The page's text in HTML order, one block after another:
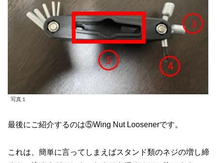
写真１
最後にご紹介するのは⑤Wing Nut Loosenerです。
これは、簡単に言ってしまえばスタンド類のネジの増し締